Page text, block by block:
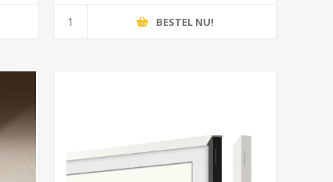
BESTEL NU!